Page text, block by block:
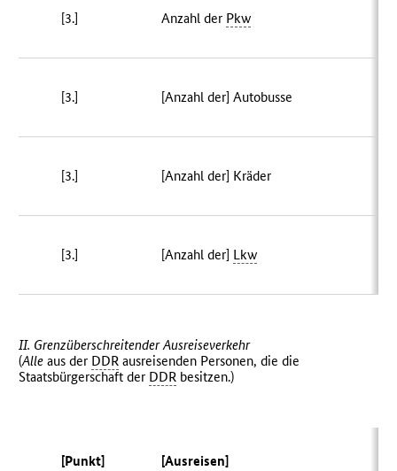
[3.] Anzahl der Pkw
[3.] [Anzahl der] Autobusse
[3.] [Anzahl der] Kräder
[3.] [Anzahl der] Lkw
II. Grenzüberschreitender Ausreiseverkehr
(Alle aus der DDR ausreisenden Personen, die die
Staatsbürgerschaft der DDR besitzen.)
[Punkt] [Ausreisen]